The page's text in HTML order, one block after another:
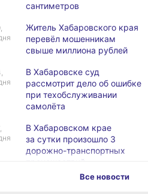
сантиметров
Житель Хабаровского края
перевёл мошенникам
свыше миллиона рублей
В Хабаровске суд
рассмотрит дело об ошибке
при техобслуживании
самолёта
В Хабаровском крае
за сутки произошло 3
дорожно-транспортных
происшествий
Все новости